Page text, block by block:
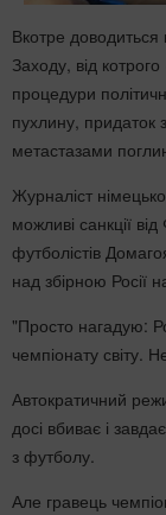
Вкотре
Заходу, від
процедури
пухлину, придаток
метастазами
Журналіст
можливі санкції
футболістів
над збірною Росії
"Просто нагадую:
чемпіонату світу.
Автократичний
досі вбиває і
з футболу.
Але гравець